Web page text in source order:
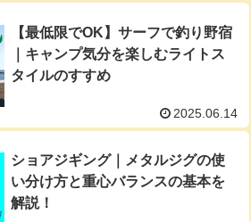
【最低限でOK】サーフで釣り野宿
｜キャンプ気分を楽しむライトス
タイルのすすめ
2025.06.14
ショアジギング｜メタルジグの使
い分け方と重心バランスの基本を
解説！